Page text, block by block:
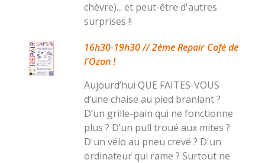
chèvre)... et peut-être d'autres
surprises !!
16h30-19h30 // 2ème Repair Café de
l'Ozon !
Aujourd’hui QUE FAITES-VOUS
d’une chaise au pied branlant ?
D’un grille-pain qui ne fonctionne
plus ? D’un pull troué aux mites ?
D'un vélo au pneu crevé ? D'un
ordinateur qui rame ? Surtout ne